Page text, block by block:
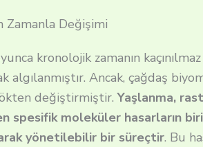
Zamanla Değişimi
kronolojik zamanın
algılanmıştır. Ancak, çağdaş
değiştirmiştir.Yaşlanma,
spesifik moleküler hasarların
yönetilebilir bir süreçtir. Bu